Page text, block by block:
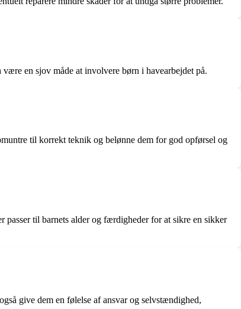
en sjov måde at involvere børn i havearbejdet på.
til korrekt teknik og belønne dem for god opførsel og
til barnets alder og færdigheder for at sikre en sikker
give dem en følelse af ansvar og selvstændighed,